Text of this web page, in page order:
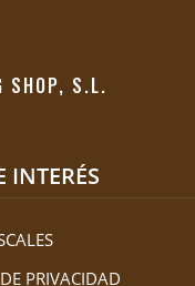
SHOP, S.L.
INTERÉS
PRIVACIDAD